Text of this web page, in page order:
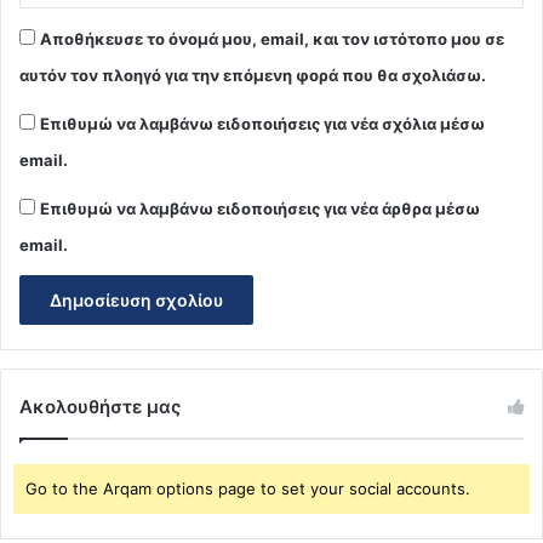
Αποθήκευσε το όνομά μου, email, και τον ιστότοπο μου σε
αυτόν τον πλοηγό για την επόμενη φορά που θα σχολιάσω.
Επιθυμώ να λαμβάνω ειδοποιήσεις για νέα σχόλια μέσω
email.
Επιθυμώ να λαμβάνω ειδοποιήσεις για νέα άρθρα μέσω
email.
Ακολουθήστε μας
Go to the Arqam options page to set your social accounts.